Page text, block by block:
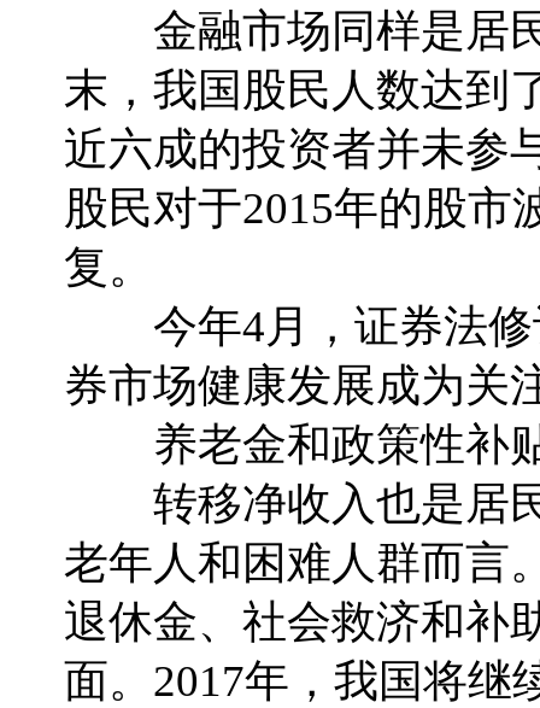
金融市场同样是居民
末，我国股民人数达到
近六成的投资者并未参
股民对于2015年的股市
复。
今年4月，证券法修
券市场健康发展成为关
养老金和政策性补
转移净收入也是居民
老年人和困难人群而言
退休金、社会救济和补
面。2017年，我国将继